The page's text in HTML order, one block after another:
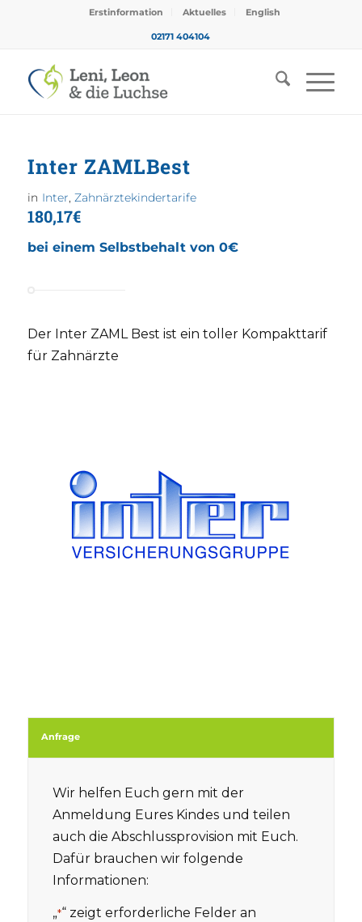
Erstinformation Aktuelles English
02171 404104
Inter ZAMLBest
in Inter, Zahnärztekindertarife
180,17€
bei einem Selbstbehalt von 0€
Der Inter ZAML Best ist ein toller Kompakttarif
für Zahnärzte
Anfrage
Wir helfen Euch gern mit der
Anmeldung Eures Kindes und teilen
auch die Abschlussprovision mit Euch.
Dafür brauchen wir folgende
Informationen:
„*“ zeigt erforderliche Felder an